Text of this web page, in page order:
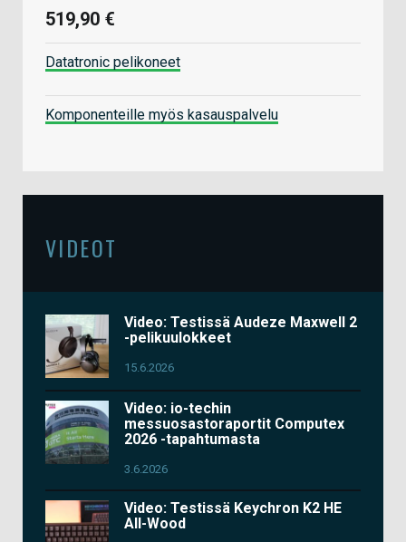
519,90 €
Datatronic pelikoneet
Komponenteille myös kasauspalvelu
VIDEOT
Video: Testissä Audeze Maxwell 2
-pelikuulokkeet
15.6.2026
Video: io-techin
messuosastoraportit Computex
2026 -tapahtumasta
3.6.2026
Video: Testissä Keychron K2 HE
All-Wood